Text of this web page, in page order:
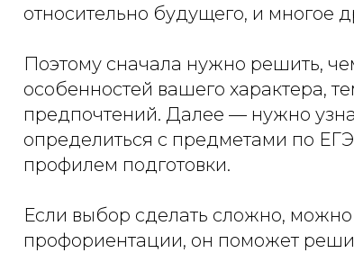
относительно будущего, и многое
Поэтому сначала нужно решить,
особенностей вашего характера,
предпочтений. Далее — нужно
определиться с предметами по
профилем подготовки.
Если выбор сделать сложно,
профориентации, он поможет